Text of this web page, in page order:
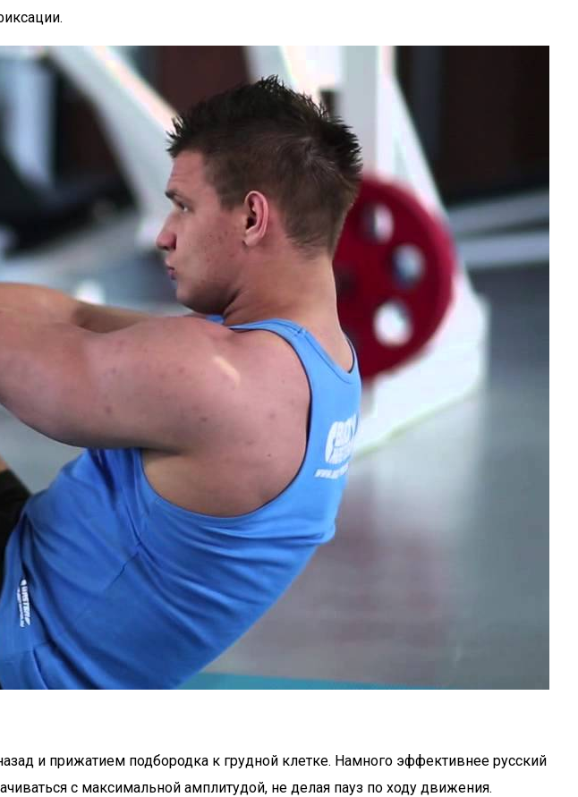
и прижатием подбородка к грудной клетке. Намного эффективнее русский
с максимальной амплитудой, не делая пауз по ходу движения.